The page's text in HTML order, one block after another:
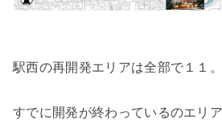
駅西の再開発エリアは全部で１１。
すでに開発が終わっているのエリア